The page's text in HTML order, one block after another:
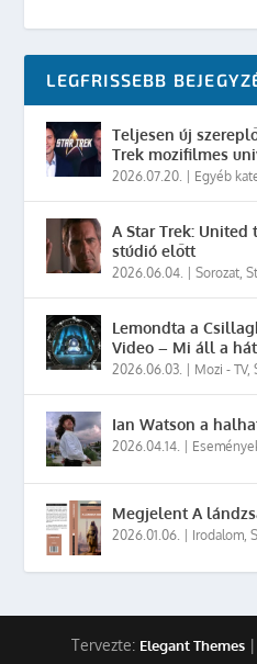
LEGFRISSEBB
Teljesen új
Trek mozifilmes
2026.07.20. Egyéb
A Star Trek:
stúdió előtt
2026.06.04. |Sorozat,
Lemondta a
Video – Mi áll a
2026.06.03. Mozi - TV,
Ian Watson a
2026.04.14.
Megjelent A
2026.01.06. Irodalom,
Tervezte: Elegant Themes